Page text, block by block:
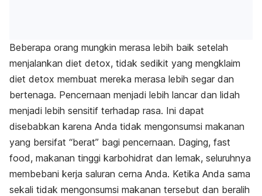
Beberapa orang mungkin merasa lebih baik setelah
menjalankan diet detox, tidak sedikit yang mengklaim
diet detox membuat mereka merasa lebih segar dan
bertenaga. Pencernaan menjadi lebih lancar dan lidah
menjadi lebih sensitif terhadap rasa. Ini dapat
disebabkan karena Anda tidak mengonsumsi makanan
yang bersifat “berat” bagi pencernaan. Daging, fast
food, makanan tinggi karbohidrat dan lemak, seluruhnya
membebani kerja saluran cerna Anda. Ketika Anda sama
sekali tidak mengonsumsi makanan tersebut dan beralih